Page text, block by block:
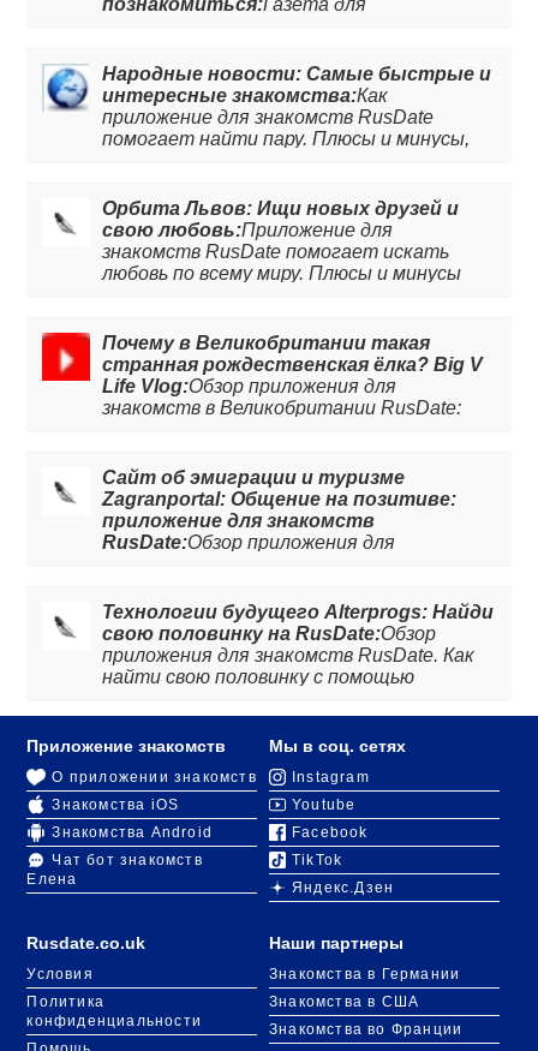
познакомиться:Газета для
без знания английского языка. Читайте
обзор, чтобы узнать подробней.
Народные новости: Самые быстрые и
интересные знакомства:Как
приложение для знакомств RusDate
помогает найти пару. Плюсы и минусы,
Орбита Львов: Ищи новых друзей и
свою любовь:Приложение для
знакомств RusDate помогает искать
любовь по всему миру. Плюсы и минусы
Почему в Великобритании такая
странная рождественская ёлка? Big V
Life Vlog:Обзор приложения для
знакомств в Великобритании RusDate:
в видео на канале блогера Big V!
Сайт об эмиграции и туризме
Zagranportal: Общение на позитиве:
приложение для знакомств
RusDate:Обзор приложения для
иностранного языка. Читайте статью,
чтобы узнать подробней.
Технологии будущего Alterprogs: Найди
свою половинку на RusDate:Обзор
приложения для знакомств RusDate. Как
найти свою половинку с помощью
Rusdate.co.uk
Условия
Политика
конфиденциальности
Приложение знакомств
О приложении знакомств
Знакомства iOS
Знакомства Android
Чат бот знакомств
Елена
Мы в соц. сетях
Instagram
Youtube
Facebook
TikTok
Яндекс.Дзен
Наши партнеры
Знакомства в Германии
Знакомства в США
Знакомства во Франции